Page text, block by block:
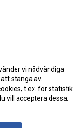
vi nödvändiga
stänga av.
t.ex. för statistik
vill acceptera dessa.